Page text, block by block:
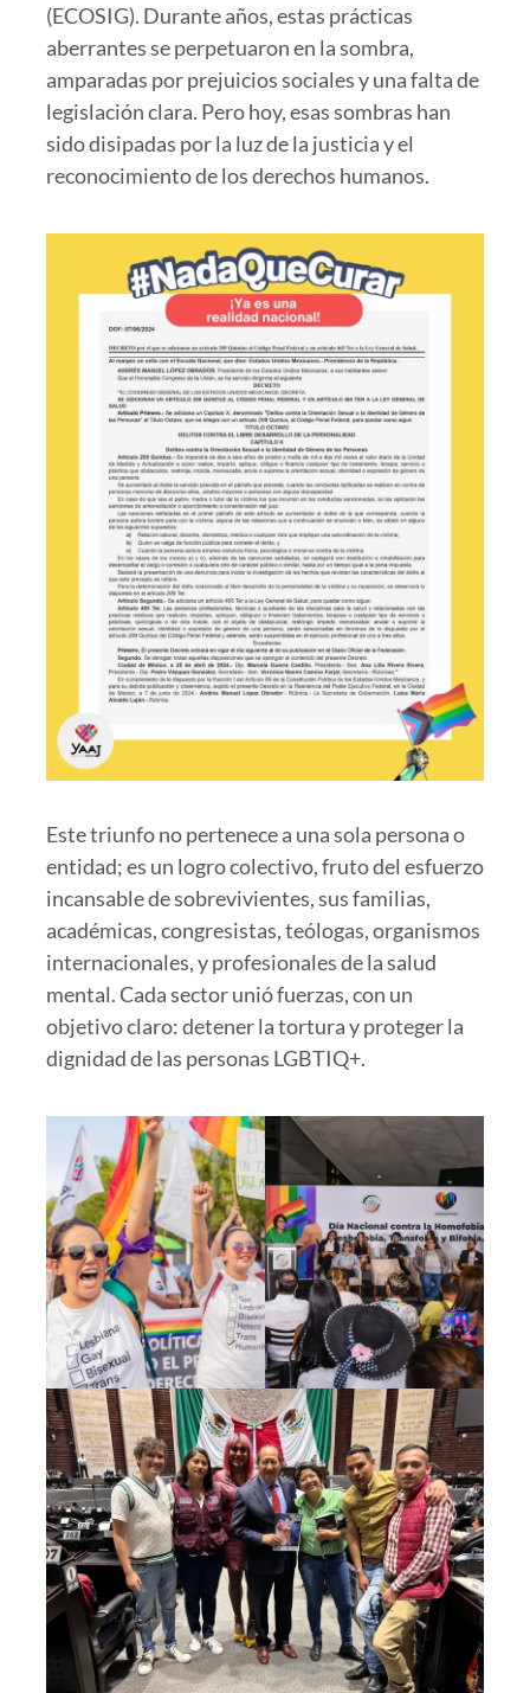
(ECOSIG). Durante años, estas prácticas
aberrantes se perpetuaron en la sombra,
amparadas por prejuicios sociales y una falta de
legislación clara. Pero hoy, esas sombras han
sido disipadas por la luz de la justicia y el
reconocimiento de los derechos humanos.
Este triunfo no pertenece a una sola persona o
entidad; es un logro colectivo, fruto del esfuerzo
incansable de sobrevivientes, sus familias,
académicas, congresistas, teólogas, organismos
internacionales, y profesionales de la salud
mental. Cada sector unió fuerzas, con un
objetivo claro: detener la tortura y proteger la
dignidad de las personas LGBTIQ+.